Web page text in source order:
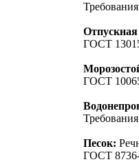
ГОСТ
ГОСТ
Песок:
ГОСТ